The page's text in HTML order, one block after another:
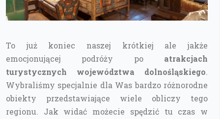
To już koniec naszej krótkiej ale jakże
emocjonującej podróży po atrakcjach
turystycznych województwa dolnośląskiego.
Wybraliśmy specjalnie dla Was bardzo różnorodne
obiekty przedstawiające wiele obliczy tego
regionu. Jak widać możecie spędzić tu czas w